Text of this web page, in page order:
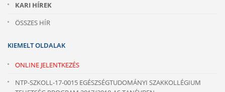
KARI HÍREK
ÖSSZES HÍR
KIEMELT OLDALAK
ONLINE JELENTKEZÉS
NTP-SZKOLL-17-0015 EGÉSZSÉGTUDOMÁNYI SZAKKOLLÉGIUM